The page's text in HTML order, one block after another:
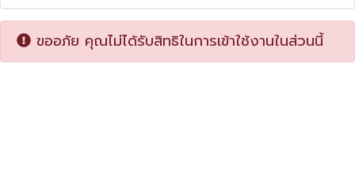
ขออภัย คุณไม่ได้รับสิทธิในการเข้าใช้งานในส่วนนี้